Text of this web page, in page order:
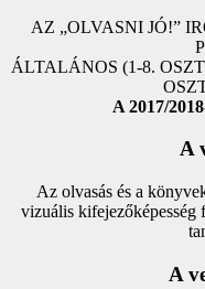
AZ „OLVASNI JÓ!”
ÁLTALÁNOS (1-8.
A 2017/
A
Az olvasás és a
vizuális kifejezőképesség
A